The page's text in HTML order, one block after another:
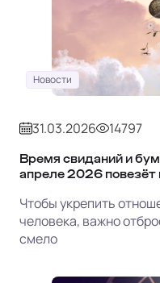
Новости
31.03.2026 14797
Время свиданий и
апреле 2026 повезёт
Чтобы укрепить
человека, важно
смело